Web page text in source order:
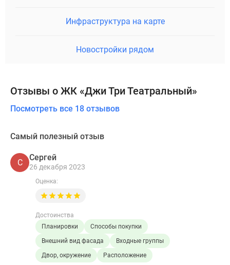
Инфраструктура на карте
Новостройки рядом
Отзывы о ЖК «Джи Три Театральный»
Посмотреть все 18 отзывов
Самый полезный отзыв
С
Сергей
26 декабря 2023
Оценка:
Достоинства
Планировки
Способы покупки
Внешний вид фасада
Входные группы
Двор, окружение
Расположение